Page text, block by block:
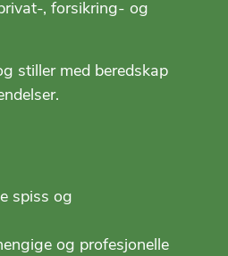
, forsikring- og
stiller med beredskap
spiss og
og profesjonelle